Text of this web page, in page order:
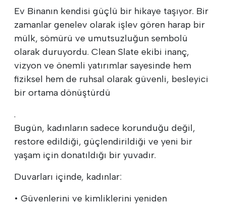
Ev Binanın kendisi güçlü bir hikaye taşıyor. Bir
zamanlar genelev olarak işlev gören harap bir
mülk, sömürü ve umutsuzluğun sembolü
olarak duruyordu. Clean Slate ekibi inanç,
vizyon ve önemli yatırımlar sayesinde hem
fiziksel hem de ruhsal olarak güvenli, besleyici
bir ortama dönüştürdü
.
Bugün, kadınların sadece korunduğu değil,
restore edildiği, güçlendirildiği ve yeni bir
yaşam için donatıldığı bir yuvadır.
Duvarları içinde, kadınlar:
• Güvenlerini ve kimliklerini yeniden